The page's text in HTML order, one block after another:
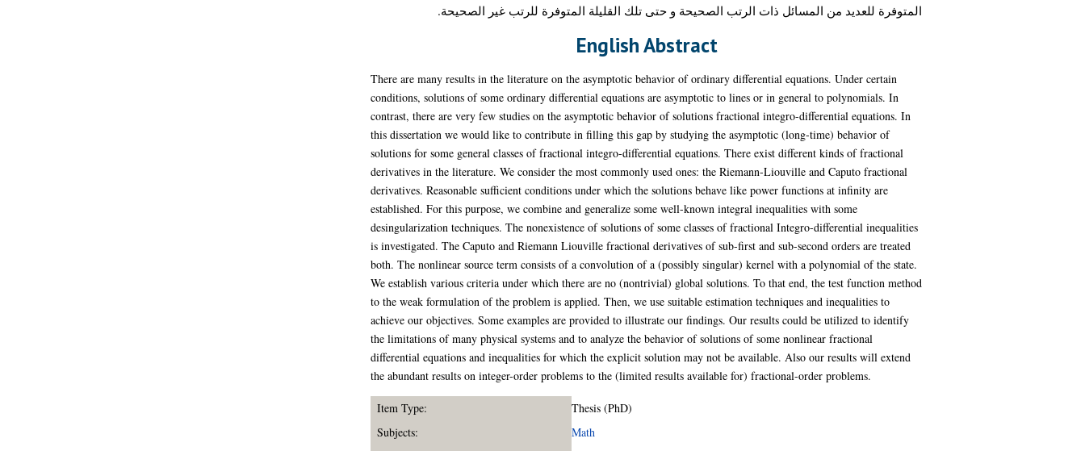
المتوفرة للعديد من المسائل ذات الرتب الصحيحة و حتى تلك القليلة المتوفرة للرتب غير الصحيحة.
English Abstract
There are many results in the literature on the asymptotic behavior of ordinary differential equations. Under certain
conditions, solutions of some ordinary differential equations are asymptotic to lines or in general to polynomials. In
contrast, there are very few studies on the asymptotic behavior of solutions fractional integro-differential equations. In
this dissertation we would like to contribute in filling this gap by studying the asymptotic (long-time) behavior of
solutions for some general classes of fractional integro-differential equations. There exist different kinds of fractional
derivatives in the literature. We consider the most commonly used ones: the Riemann-Liouville and Caputo fractional
derivatives. Reasonable sufficient conditions under which the solutions behave like power functions at infinity are
established. For this purpose, we combine and generalize some well-known integral inequalities with some
desingularization techniques. The nonexistence of solutions of some classes of fractional Integro-differential inequalities
is investigated. The Caputo and Riemann Liouville fractional derivatives of sub-first and sub-second orders are treated
both. The nonlinear source term consists of a convolution of a (possibly singular) kernel with a polynomial of the state.
We establish various criteria under which there are no (nontrivial) global solutions. To that end, the test function method
to the weak formulation of the problem is applied. Then, we use suitable estimation techniques and inequalities to
achieve our objectives. Some examples are provided to illustrate our findings. Our results could be utilized to identify
the limitations of many physical systems and to analyze the behavior of solutions of some nonlinear fractional
differential equations and inequalities for which the explicit solution may not be available. Also our results will extend
the abundant results on integer-order problems to the (limited results available for) fractional-order problems.
Item Type:
Thesis (PhD)
Subjects:
Math